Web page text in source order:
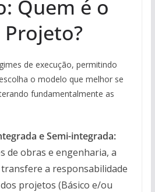
Quem é o
de execução, permitindo
o modelo que melhor se
fundamentalmente as
e Semi-integrada:
de obras e engenharia, a
a responsabilidade
projetos (Básico e/ou